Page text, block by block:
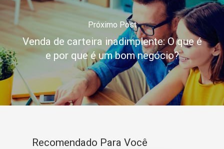
Próximo Post
Venda de carteira inadimplente: O que é
e por que é um bom negócio?
Recomendado Para Você